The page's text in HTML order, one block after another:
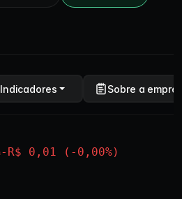
Indicadores Sobre a
-R$ 0,01 (-0,00%)